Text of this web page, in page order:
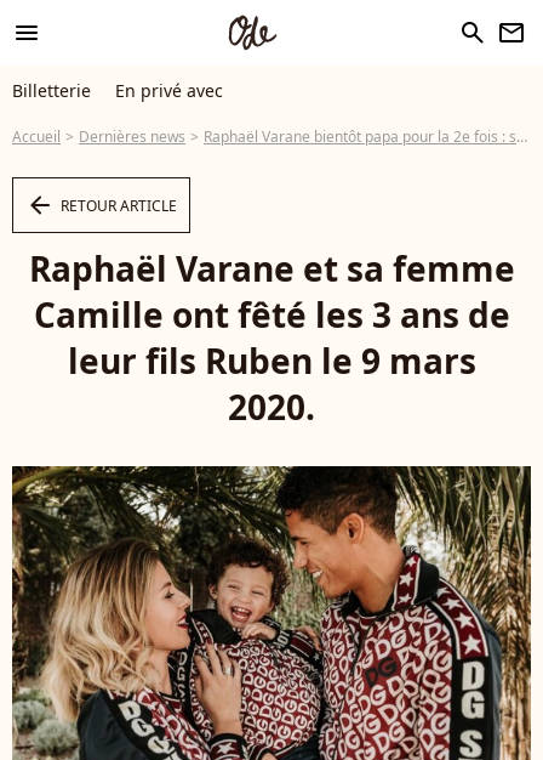
menu search newsletter
Billetterie En privé avec
Accueil Dernières news Raphaël Varane bientôt papa pour la 2e fois : sa belle Camille est enceinte
arrow_left RETOUR ARTICLE
Raphaël Varane et sa femme
Camille ont fêté les 3 ans de
leur fils Ruben le 9 mars
2020.